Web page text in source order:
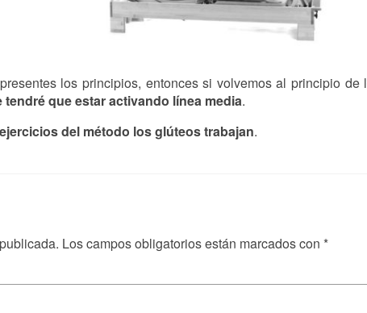
los principios, entonces si volvemos al principio
que estar activando línea media.
del método los glúteos trabajan.
Los campos obligatorios están marcados con *